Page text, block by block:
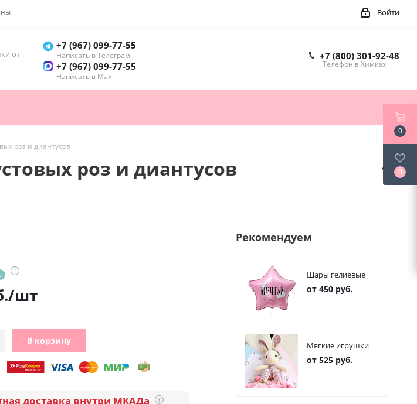
Войти
от
+7 (967) 099-77-55
Написать в Телеграм
+7 (967) 099-77-55
Написать в Мах
+7 (800) 301-92-48
Телефон в Химках
роз и диантусов
роз и диантусов
?
/шт
В корзину
доставка внутри МКАДа ?
Рекомендуем
Шары гелиевые
от 450 руб.
Мягкие игрушки
от 525 руб.
0
0